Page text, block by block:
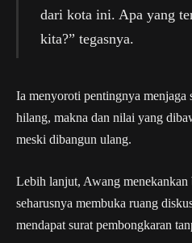
dari kota ini. Apa yang
kita?” tegasnya.
Ia menyoroti pentingnya menjaga
hilang, makna dan nilai yang
meski dibangun ulang.
Lebih lanjut, Awang menekankan
seharusnya membuka ruang
mendapat surat pembongkaran